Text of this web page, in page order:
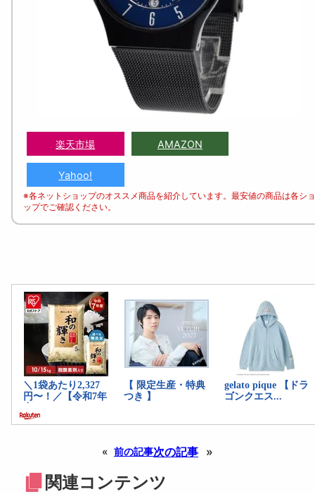
楽天市場 AMAZON
Yahoo!
※各ネットショップのオススメ商品を紹介しています。最安値の商品は各ショ
ップでご確認ください。
« 前の記事次の記事 »
関連コンテンツ